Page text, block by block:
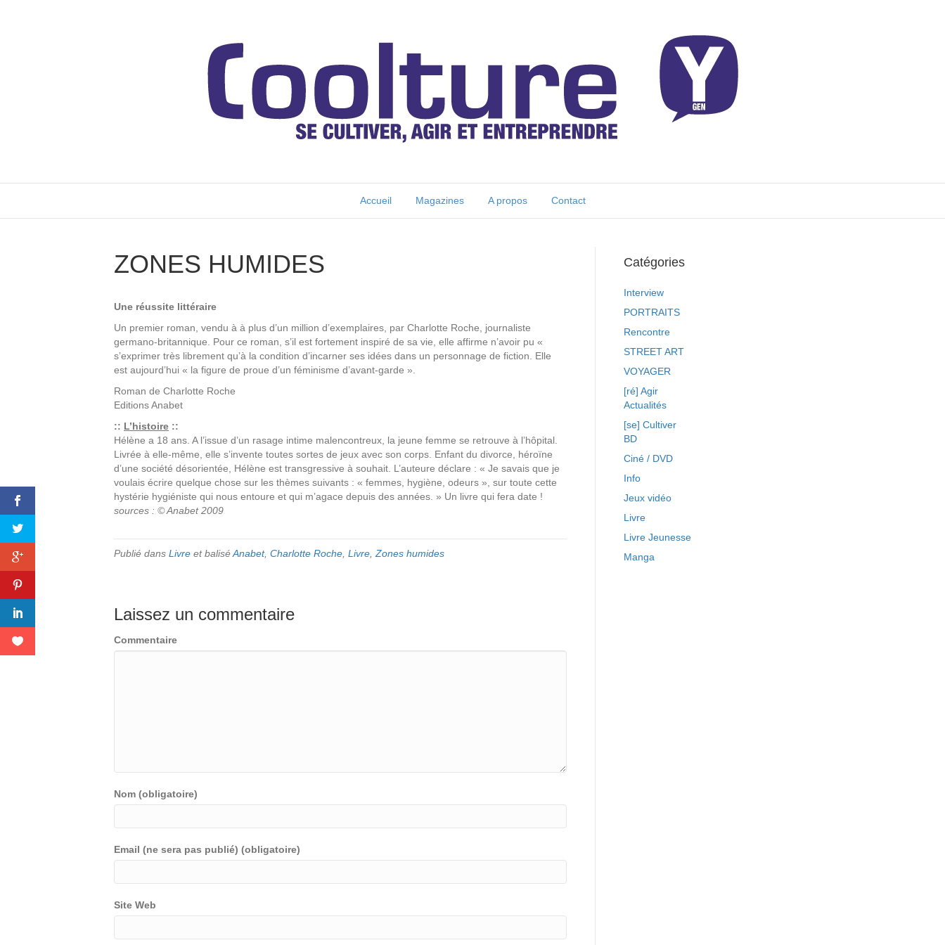
Accueil Magazines A propos Contact
ZONES HUMIDES
Une réussite littéraire
Un premier roman, vendu à à plus d’un million d’exemplaires, par Charlotte Roche, journaliste
germano-britannique. Pour ce roman, s’il est fortement inspiré de sa vie, elle affirme n’avoir pu «
s’exprimer très librement qu’à la condition d’incarner ses idées dans un personnage de fiction. Elle
est aujourd’hui « la figure de proue d’un féminisme d’avant-garde ».
Roman de Charlotte Roche
EditionsAnabet
:: L’histoire ::
Hélène a 18 ans. A l’issue d’un rasage intime malencontreux, la jeune femme se retrouve à l’hôpital.
Livrée à elle-même, elle s’invente toutes sortes de jeux avec son corps. Enfant du divorce, héroïne
d’une société désorientée, Hélène est transgressive à souhait. L’auteure déclare : « Je savais que je
voulais écrire quelque chose sur les thèmes suivants : « femmes, hygiène, odeurs », sur toute cette
hystérie hygiéniste qui nous entoure et qui m’agace depuis des années. » Un livre qui fera date !
sources : © Anabet 2009
Publié dans Livre et baliséAnabet, Charlotte Roche Livre Zones humides
Laissez un commentaire
Commentaire
Nom (obligatoire)
Email (ne sera pas publié) (obligatoire)
Site Web
Catégories
Interview
PORTRAITS
Rencontre
STREET ART
VOYAGER
[ré] Agir
Actualités
[se] Cultiver
BD
Ciné / DVD
Info
Jeux vidéo
Livre
Livre Jeunesse
Manga